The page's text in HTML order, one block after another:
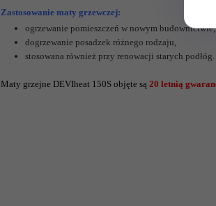
Zastosowanie maty grzewczej:
ogrzewanie pomieszczeń w nowym budownictwie,
dogrzewanie posadzek różnego rodzaju,
stosowana również przy renowacji starych podłóg.
Maty grzejne DEVIheat 150S objęte są 20 letnią
Grubość
maty:
3 mm
Powierzchnia